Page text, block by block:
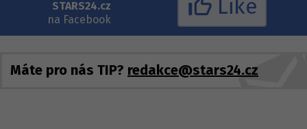
STARS24.cz
na Facebook
Like
Máte pro nás TIP? redakce@stars24.cz